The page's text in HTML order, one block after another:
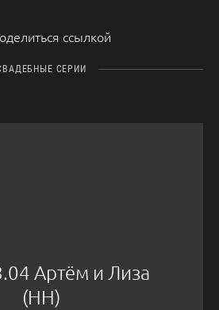
ссылкой
СЕРИИ
Артём и Лиза
(НН)